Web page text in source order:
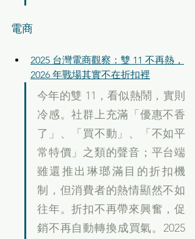
電商
2025 台灣電商觀察：雙 11 不再熱，
2026 年戰場其實不在折扣裡
今年的雙 11，看似熱鬧，實則
冷感。社群上充滿「優惠不香
了」、「買不動」、「不如平
常特價」之類的聲音；平台端
雖還推出琳瑯滿目的折扣機
制，但消費者的熱情顯然不如
往年。折扣不再帶來興奮，促
銷不再自動轉換成買氣。2025